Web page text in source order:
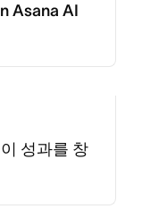
Asana AI
성과를 창